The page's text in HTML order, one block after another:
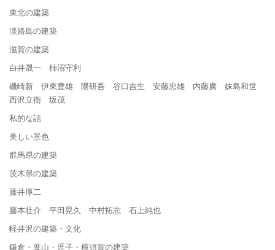
東北の建築
淡路島の建築
滋賀の建築
白井晟一 柿沼守利
磯崎新 伊東豊雄 隈研吾 谷口吉生 安藤忠雄 内藤廣 妹島和世
西沢立衛 坂茂
私的な話
美しい景色
群馬県の建築
茨木県の建築
藤井厚二
藤本壮介 平田晃久 中村拓志 石上純也
軽井沢の建築・文化
鎌倉・葉山・逗子・横須賀の建築